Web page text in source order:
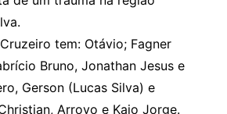
tem: Otávio; Fagner
Bruno, Jonathan Jesus e
Gerson (Lucas Silva) e
Arroyo e Kaio Jorge.